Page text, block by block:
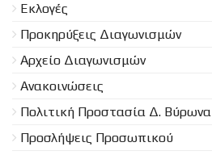
Εκλογές
Προκηρύξεις Διαγωνισμών
Aρχείο Διαγωνισμών
Ανακοινώσεις
Πολιτική Προστασία Δ. Βύρωνα
Προσλήψεις Προσωπικού